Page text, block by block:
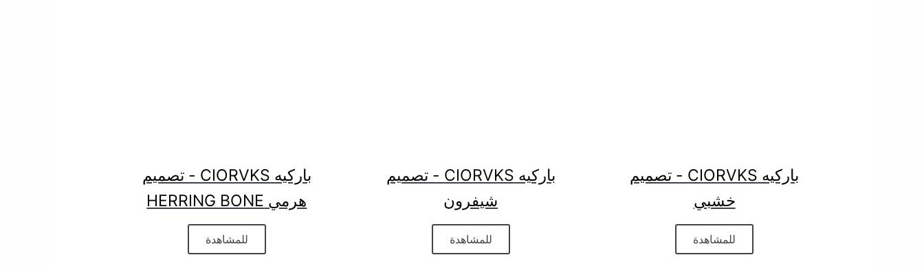
باركيه CIORVKS - تصميم
خشبي
للمشاهدة
باركيه CIORVKS - تصميم
شيفرون
للمشاهدة
باركيه CIORVKS - تصميم
هرمي HERRING BONE
للمشاهدة